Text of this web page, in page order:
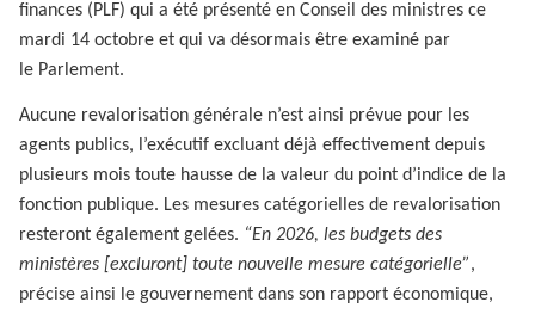
finances (PLF) qui a été présenté en Conseil des ministres ce
mardi 14 octobre et qui va désormais être examiné par
le Parlement.
Aucune revalorisation générale n’est ainsi prévue pour les
agents publics, l’exécutif excluant déjà effectivement depuis
plusieurs mois toute hausse de la valeur du point d’indice de la
fonction publique. Les mesures catégorielles de revalorisation
resteront également gelées. “En 2026, les budgets des
ministères [excluront] toute nouvelle mesure catégorielle”,
précise ainsi le gouvernement dans son rapport économique,